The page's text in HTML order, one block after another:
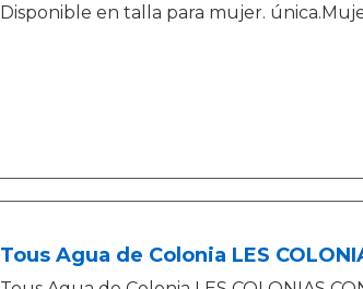
Disponible en talla para mujer.
Tous Agua de Colonia LES